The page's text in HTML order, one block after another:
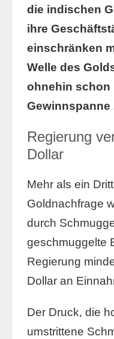
die indischen
ihre
einschränken
Welle des
ohnehin schon
Gewinnspanne
Regierung
Dollar
Mehr als ein
Goldnachfrage
durch
geschmuggelte
Regierung
Dollar an
Der Druck, die
umstrittene